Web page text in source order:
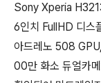
Sony Xperia
6인치 FullHD 디스
아드레노 508
00만 화소 듀얼카